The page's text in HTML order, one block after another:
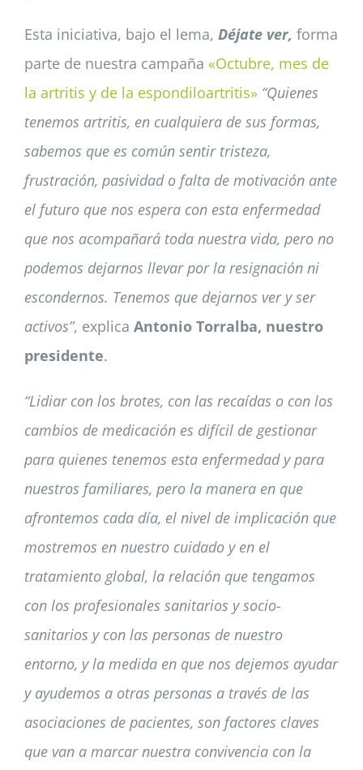
Esta iniciativa, bajo el lema, Déjate ver, forma
parte de nuestra campaña «Octubre, mes de
la artritis y de la espondiloartritis» “Quienes
tenemos artritis, en cualquiera de sus formas,
sabemos que es común sentir tristeza,
frustración, pasividad o falta de motivación ante
el futuro que nos espera con esta enfermedad
que nos acompañará toda nuestra vida, pero no
podemos dejarnos llevar por la resignación ni
escondernos. Tenemos que dejarnos ver y ser
activos”, explica Antonio Torralba, nuestro
presidente.
“Lidiar con los brotes, con las recaídas o con los
cambios de medicación es difícil de gestionar
para quienes tenemos esta enfermedad y para
nuestros familiares, pero la manera en que
afrontemos cada día, el nivel de implicación que
mostremos en nuestro cuidado y en el
tratamiento global, la relación que tengamos
con los profesionales sanitarios y socio-
sanitarios y con las personas de nuestro
entorno, y la medida en que nos dejemos ayudar
y ayudemos a otras personas a través de las
asociaciones de pacientes, son factores claves
que van a marcar nuestra convivencia con la